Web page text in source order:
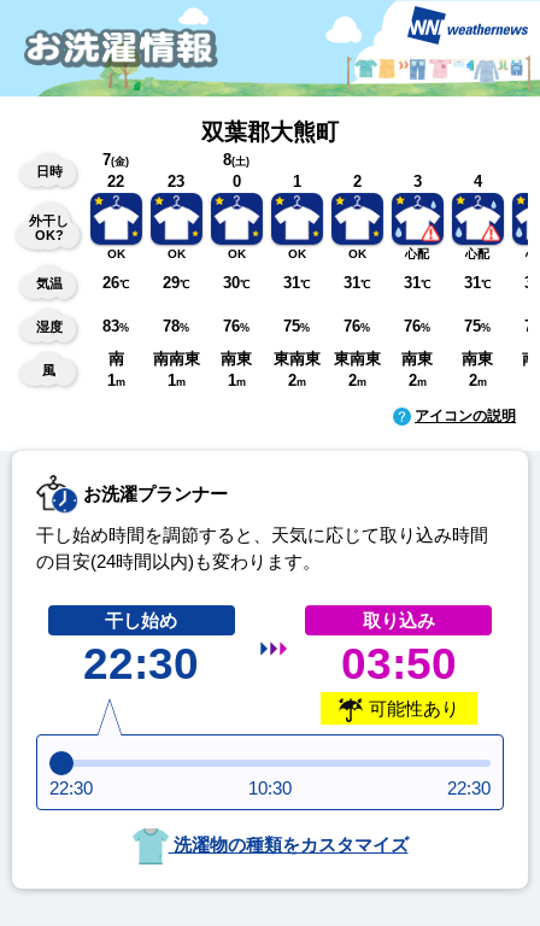
双葉郡大熊町
日時
外干し
OK?
気温
湿度
風
7(金)
22
OK
26℃
83%
南
1m
23
OK
29℃
78%
南南東
1m
8(土)
0
OK
30℃
76%
南東
1m
1
OK
31℃
75%
東南東
2m
2
OK
31℃
76%
東南東
2m
3
心配
31℃
76%
南東
2m
4
心配
31℃
75%
南東
2m
心
30
77
アイコンの説明
お洗濯プランナー
干し始め時間を調節すると、天気に応じて取り込み時間
の目安(24時間以内)も変わります。
干し始め
22:30
取り込み
03:50
可能性あり
22:30 10:30 22:30
洗濯物の種類をカスタマイズ